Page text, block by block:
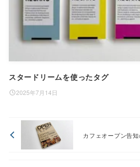
スタードリームを使ったタグ
2025年7月14日
カフェオープン告